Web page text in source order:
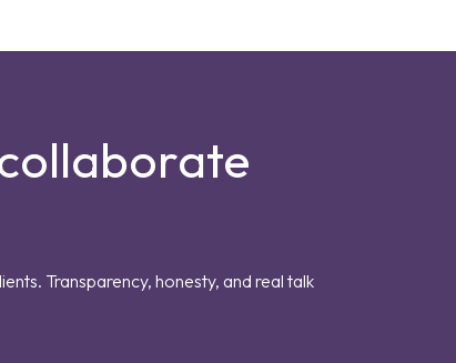
Transparency, honesty, and real talk